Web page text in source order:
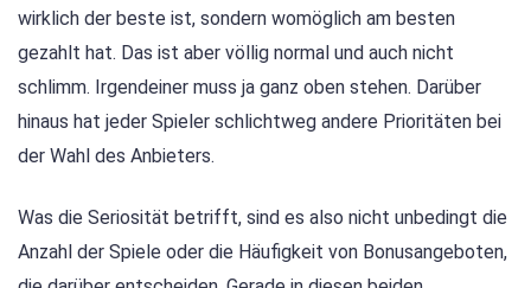
wirklich der beste ist, sondern womöglich am besten
gezahlt hat. Das ist aber völlig normal und auch nicht
schlimm. Irgendeiner muss ja ganz oben stehen. Darüber
hinaus hat jeder Spieler schlichtweg andere Prioritäten bei
der Wahl des Anbieters.
Was die Seriosität betrifft, sind es also nicht unbedingt die
Anzahl der Spiele oder die Häufigkeit von Bonusangeboten,